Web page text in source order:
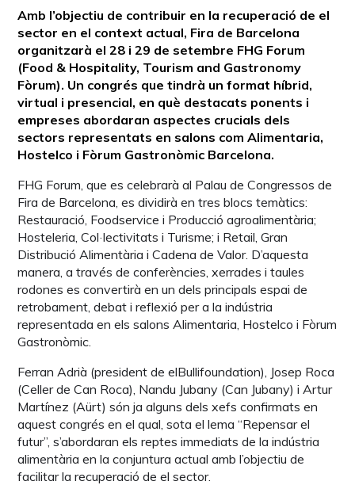
Amb l’objectiu de contribuir en la recuperació de el
sector en el context actual, Fira de Barcelona
organitzarà el 28 i 29 de setembre FHG Forum
(Food & Hospitality, Tourism and Gastronomy
Fòrum). Un congrés que tindrà un format híbrid,
virtual i presencial, en què destacats ponents i
empreses abordaran aspectes crucials dels
sectors representats en salons com Alimentaria,
Hostelco i Fòrum Gastronòmic Barcelona.
FHG Forum, que es celebrarà al Palau de Congressos de
Fira de Barcelona, es dividirà en tres blocs temàtics:
Restauració, Foodservice i Producció agroalimentària;
Hosteleria, Col·lectivitats i Turisme; i Retail, Gran
Distribució Alimentària i Cadena de Valor. D’aquesta
manera, a través de conferències, xerrades i taules
rodones es convertirà en un dels principals espai de
retrobament, debat i reflexió per a la indústria
representada en els salons Alimentaria, Hostelco i Fòrum
Gastronòmic.
Ferran Adrià (president de elBullifoundation), Josep Roca
(Celler de Can Roca), Nandu Jubany (Can Jubany) i Artur
Martínez (Aürt) són ja alguns dels xefs confirmats en
aquest congrés en el qual, sota el lema “Repensar el
futur”, s’abordaran els reptes immediats de la indústria
alimentària en la conjuntura actual amb l’objectiu de
facilitar la recuperació de el sector.